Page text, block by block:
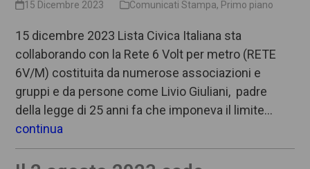
15 Dicembre 2023 Comunicati Stampa, Primo piano
15 dicembre 2023 Lista Civica Italiana sta
collaborando con la Rete 6 Volt per metro (RETE
6V/M) costituita da numerose associazioni e
gruppi e da persone come Livio Giuliani, padre
della legge di 25 anni fa che imponeva il limite…
continua